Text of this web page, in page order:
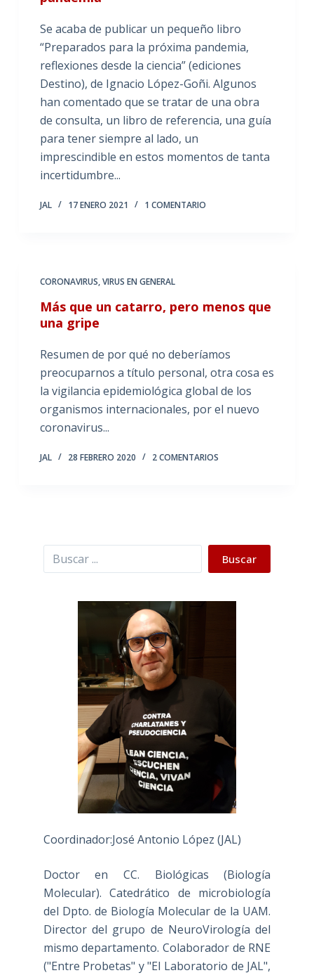
Se acaba de publicar un pequeño libro
“Preparados para la próxima pandemia,
reflexiones desde la ciencia” (ediciones
Destino), de Ignacio López-Goñi. Algunos
han comentado que se tratar de una obra
de consulta, un libro de referencia, una guía
para tener siempre al lado, un
imprescindible en estos momentos de tanta
incertidumbre...
JAL 17 ENERO 2021 1 COMENTARIO
CORONAVIRUS,VIRUS EN GENERAL
Más que un catarro, pero menos que
una gripe
Resumen de por qué no deberíamos
preocuparnos a título personal, otra cosa es
la vigilancia epidemiológica global de los
organismos internacionales, por el nuevo
coronavirus...
JAL 28 FEBRERO 2020 2 COMENTARIOS
Buscar Buscar
Coordinador:José Antonio López (JAL)
Doctor en CC. Biológicas (Biología
Molecular). Catedrático de microbiología
del Dpto. de Biología Molecular de la UAM.
Director del grupo de NeuroVirología del
mismo departamento. Colaborador de RNE
("Entre Probetas" y "El Laboratorio de JAL",